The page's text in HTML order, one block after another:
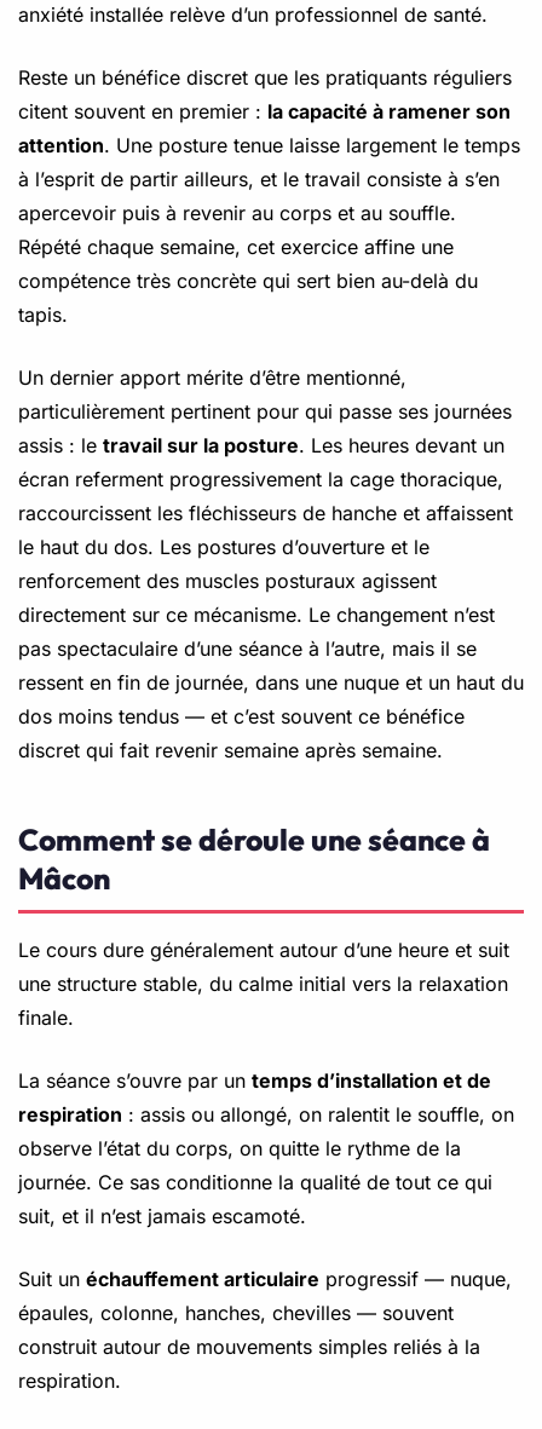
anxiété installée relève d’un professionnel de santé.
Reste un bénéfice discret que les pratiquants réguliers
citent souvent en premier : la capacité à ramener son
attention. Une posture tenue laisse largement le temps
à l’esprit de partir ailleurs, et le travail consiste à s’en
apercevoir puis à revenir au corps et au souffle.
Répété chaque semaine, cet exercice affine une
compétence très concrète qui sert bien au-delà du
tapis.
Un dernier apport mérite d’être mentionné,
particulièrement pertinent pour qui passe ses journées
assis : le travail sur la posture. Les heures devant un
écran referment progressivement la cage thoracique,
raccourcissent les fléchisseurs de hanche et affaissent
le haut du dos. Les postures d’ouverture et le
renforcement des muscles posturaux agissent
directement sur ce mécanisme. Le changement n’est
pas spectaculaire d’une séance à l’autre, mais il se
ressent en fin de journée, dans une nuque et un haut du
dos moins tendus — et c’est souvent ce bénéfice
discret qui fait revenir semaine après semaine.
Comment se déroule une séance à
Mâcon
Le cours dure généralement autour d’une heure et suit
une structure stable, du calme initial vers la relaxation
finale.
La séance s’ouvre par un temps d’installation et de
respiration : assis ou allongé, on ralentit le souffle, on
observe l’état du corps, on quitte le rythme de la
journée. Ce sas conditionne la qualité de tout ce qui
suit, et il n’est jamais escamoté.
Suit un échauffement articulaire progressif — nuque,
épaules, colonne, hanches, chevilles — souvent
construit autour de mouvements simples reliés à la
respiration.